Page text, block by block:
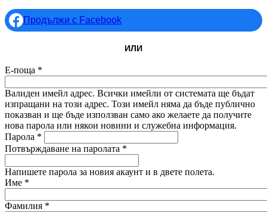
Продължи с Facebook
ИЛИ
Е-поща *
Валиден имейл адрес. Всички имейли от системата ще бъдат
изпращани на този адрес. Този имейл няма да бъде публично
показван и ще бъде използван само ако желаете да получите
нова парола или някои новини и служебна информация.
Парола *
Потвърждаване на паролата *
Напишете парола за новия акаунт и в двете полета.
Име *
Фамилия *